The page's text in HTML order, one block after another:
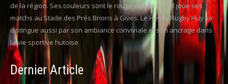
de la région. Ses couleurs sont le rouge et le vert, et il joue ses
matchs au Stade des Prés Brions à Gives. Le Hesby Rugby Huy se
distingue aussi par son ambiance conviviale et son ancrage dans
la vie sportive hutoise
Dernier Article